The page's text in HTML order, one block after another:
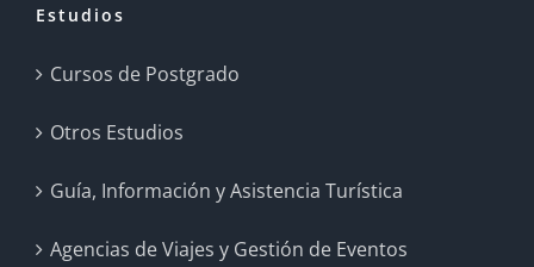
Estudios
Cursos de Postgrado
Otros Estudios
Guía, Información y Asistencia Turística
Agencias de Viajes y Gestión de Eventos